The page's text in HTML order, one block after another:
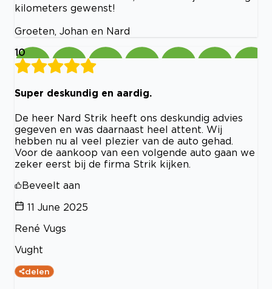
kilometers gewenst!
Groeten, Johan en Nard
10
Super deskundig en aardig.
De heer Nard Strik heeft ons deskundig advies
gegeven en was daarnaast heel attent. Wij
hebben nu al veel plezier van de auto gehad.
Voor de aankoop van een volgende auto gaan we
zeker eerst bij de firma Strik kijken.
Beveelt aan
11 June 2025
René Vugs
Vught
delen